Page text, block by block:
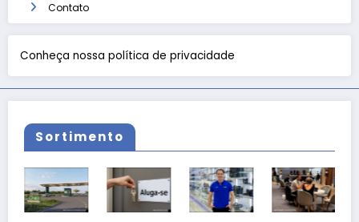
Contato
Conheça nossa política de privacidade
Sortimento